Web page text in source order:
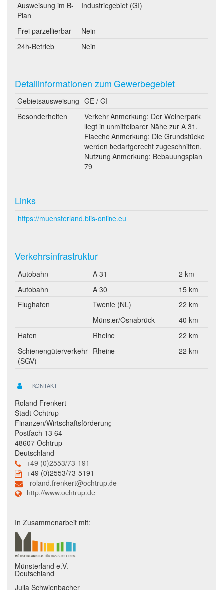
Ausweisung im B-
Plan
Industriegebiet (GI)
Frei parzellierbar
Nein
24h-Betrieb
Nein
Detailinformationen zum Gewerbegebiet
Gebietsausweisung GE / GI
Besonderheiten
Verkehr Anmerkung: Der Weinerpark
liegt in unmittelbarer Nähe zur A 31.
Flaeche Anmerkung: Die Grundstücke
werden bedarfgerecht zugeschnitten.
Nutzung Anmerkung: Bebauungsplan
79
Links
https://muensterland.blis-online.eu
Verkehrsinfrastruktur
Autobahn A 31
2 km
Autobahn
A 30
15 km
Flughafen
Twente (NL)
22 km
Münster/Osnabrück
40 km
Hafen
Rheine
22 km
Schienengüterverkehr
(SGV)
Rheine 22 km
KONTAKT
Roland Frenkert
Stadt Ochtrup
Finanzen/Wirtschaftsförderung
Postfach 13 64
48607 Ochtrup
Deutschland
+49 (0)2553/73-191
+49 (0)2553/73-5191
roland.frenkert@ochtrup.de
http://www.ochtrup.de
In Zusammenarbeit mit:
Münsterland e.V.
Deutschland
Julia Schwienbacher